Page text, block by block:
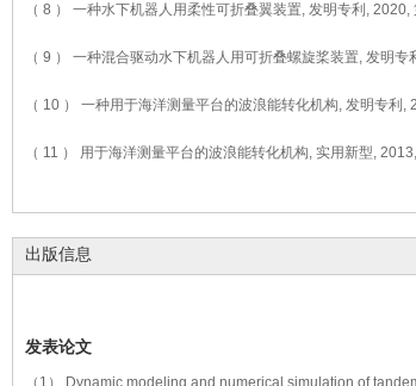
（ 8 ） 一种水下机器人用柔性可折叠翼装置, 发明专利,
（ 9 ） 一种混合驱动水下机器人用可折叠螺旋桨装置, 发明
（ 10 ） 一种用于海洋测量平台的波浪能转化机构, 发明专
（ 11 ） 用于海洋测量平台的波浪能转化机构, 实用新型,
出版信息
发表论文
（1） Dynamic modeling and numerical simulation of